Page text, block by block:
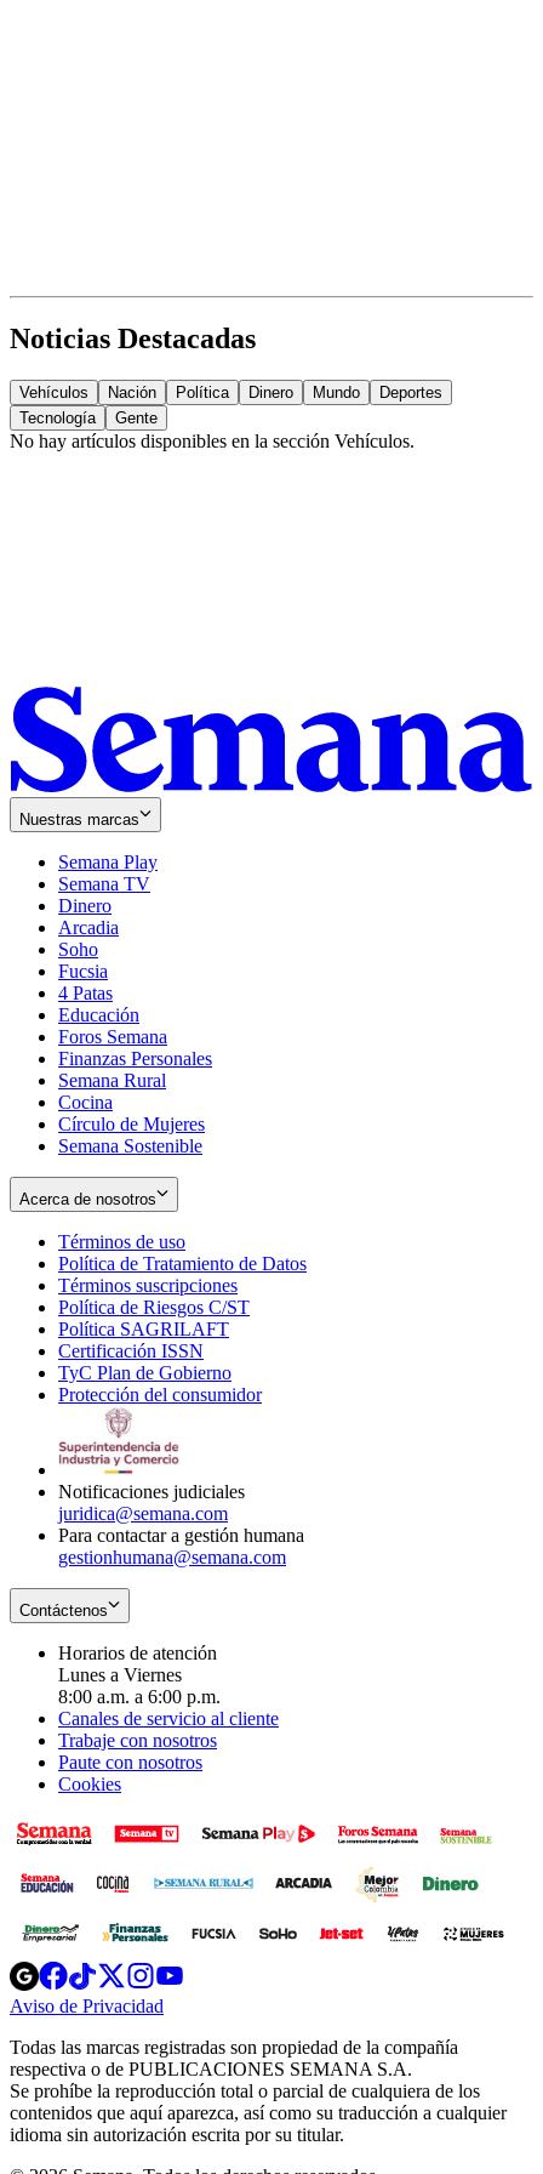
Noticias Destacadas
Vehículos Nación Política Dinero Mundo
Deportes
Tecnología
Gente
No hay artículos disponibles en la sección Vehículos.
Nuestras marcas
Semana Play
Semana TV
Dinero
Arcadia
Soho
in
new
window
Fucsia
in
new
window
4 Patas
Educación
Foros Semana
Finanzas Personales
Semana Rural
Cocina
Círculo de Mujeres
Semana Sostenible
Acerca de nosotros
Términos de uso
in
new
window
Política de Tratamiento de Datos
Términos suscripciones
in
Política de Riesgos C/ST
Política SAGRILAFT
new
window
Certificación ISSN
in
new
TyC Plan de Gobierno
in
Protección del consumidorOpens
Notificaciones judiciales
juridica@semana.com
Para contactar a gestión humana
gestionhumana@semana.com
Contáctenos
Horarios de atención
Lunes a Viernes
8:00 a.m. a 6:00 p.m.
Canales de servicio al cliente
Trabaje con nosotros
Paute con nosotros
Cookies
Opens
in
new
Opens
in
new
Opens
in
new
window
Opens
new
windowwindow
Aviso de Privacidad
new
window
Todas las marcas registradas son propiedad de la compañía
respectiva o de PUBLICACIONES SEMANA S.A.
Se prohíbe la reproducción total o parcial de cualquiera de los
contenidos que aquí aparezca, así como su traducción a cualquier
idioma sin autorización escrita por su titular.